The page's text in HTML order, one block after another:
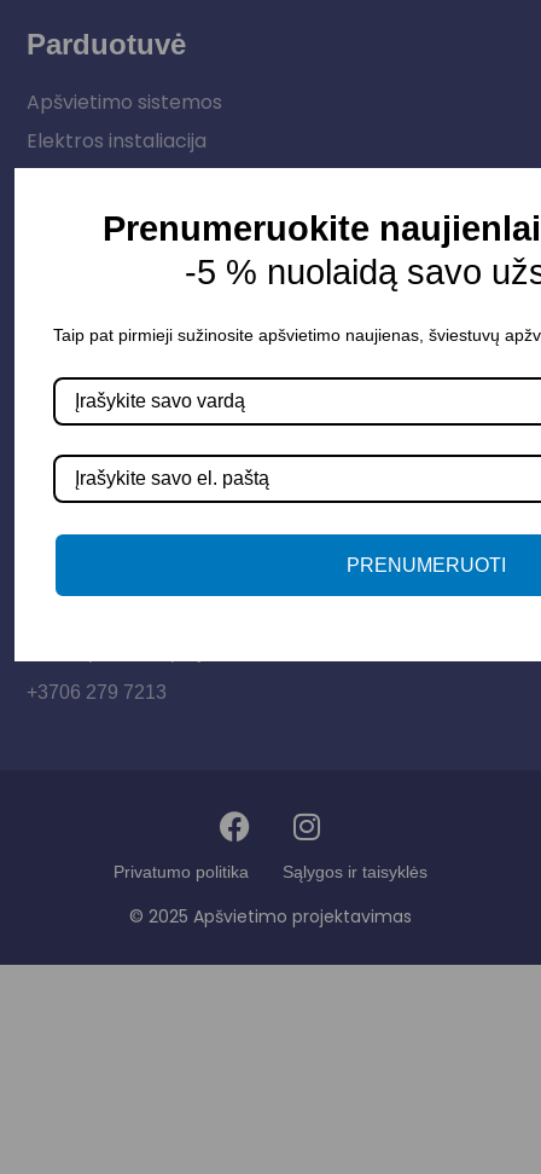
Parduotuvė
Apšvietimo sistemos
Elektros instaliacija
LED juostos
Vidaus apšvietimas
Informacija
Apie mus
Apšvietimo mokymų įrašas
Susisiekime
+3706 279 7213
Privatumo politika Sąlygos ir taisyklės
© 2025 Apšvietimo projektavimas
Prenumeruokite
-5 % nuolaidą savo
Taip pat pirmieji sužinosite apšvietimo naujienas, šviestuvų
PRENUMERUOTI